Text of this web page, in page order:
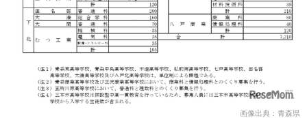
画像出典：青森県